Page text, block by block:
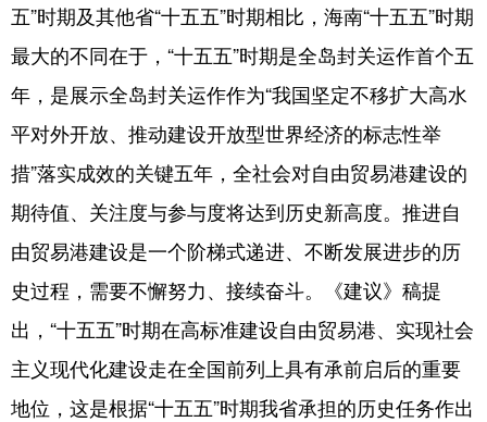
五”时期及其他省“十五五”时期相比，海南“十五五”时期
最大的不同在于，“十五五”时期是全岛封关运作首个五
年，是展示全岛封关运作作为“我国坚定不移扩大高水
平对外开放、推动建设开放型世界经济的标志性举
措”落实成效的关键五年，全社会对自由贸易港建设的
期待值、关注度与参与度将达到历史新高度。推进自
由贸易港建设是一个阶梯式递进、不断发展进步的历
史过程，需要不懈努力、接续奋斗。《建议》稿提
出，“十五五”时期在高标准建设自由贸易港、实现社会
主义现代化建设走在全国前列上具有承前启后的重要
地位，这是根据“十五五”时期我省承担的历史任务作出